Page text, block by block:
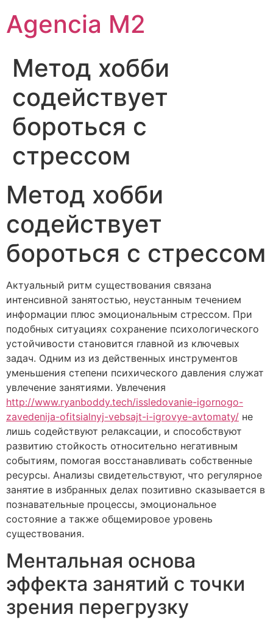
Agencia M2
Метод хобби
содействует
бороться с
стрессом
Метод хобби
содействует
бороться с стрессом
Актуальный ритм существования связана
интенсивной занятостью, неустанным течением
информации плюс эмоциональным стрессом. При
подобных ситуациях сохранение психологического
устойчивости становится главной из ключевых
задач. Одним из из действенных инструментов
уменьшения степени психического давления служат
увлечение занятиями. Увлечения
http://www.ryanboddy.tech/issledovanie-igornogo-
zavedenija-ofitsialnyj-vebsajt-i-igrovye-avtomaty/ не
лишь содействуют релаксации, и способствуют
развитию стойкость относительно негативным
событиям, помогая восстанавливать собственные
ресурсы. Анализы свидетельствуют, что регулярное
занятие в избранных делах позитивно сказывается в
познавательные процессы, эмоциональное
состояние а также общемировое уровень
существования.
Ментальная основа
эффекта занятий с точки
зрения перегрузку